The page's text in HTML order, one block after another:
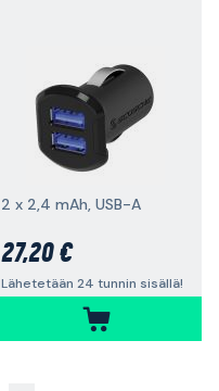
2 x 2,4 mAh, USB-A
27,20 €
Lähetetään 24 tunnin sisällä!